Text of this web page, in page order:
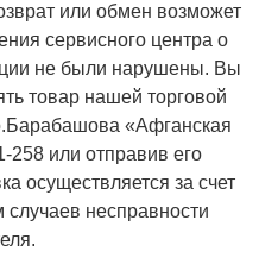
или обмен возможет
сервисного центра о
не были нарушены. Вы
товар нашей торговой
«Афганская
или отправив его
осуществляется за счет
случаев несправности